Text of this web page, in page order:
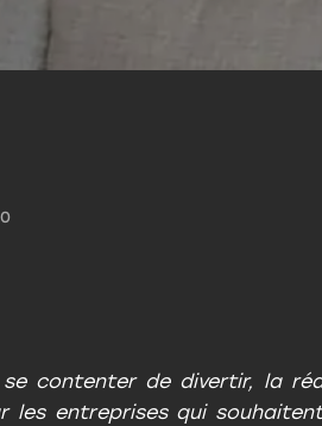
contenter de divertir, la
les entreprises qui